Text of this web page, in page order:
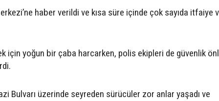
haber verildi ve kısa süre içinde çok sayıda itfaiye
için yoğun bir çaba harcarken, polis ekipleri de güvenlik
Bulvarı üzerinde seyreden sürücüler zor anlar yaşadı ve